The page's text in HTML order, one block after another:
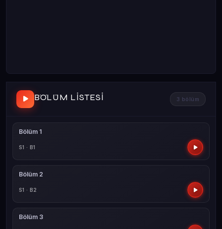
BÖLÜM LISTESI 3 bölüm
Bölüm 1
S1 · B1
Bölüm 2
S1 · B2
Bölüm 3